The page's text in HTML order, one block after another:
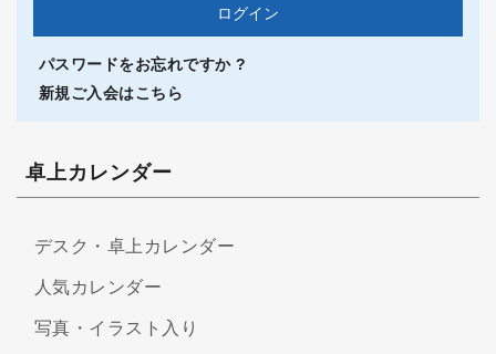
パスワードをお忘れですか ?
新規ご入会はこちら
卓上カレンダー
デスク・卓上カレンダー
人気カレンダー
写真・イラスト入り